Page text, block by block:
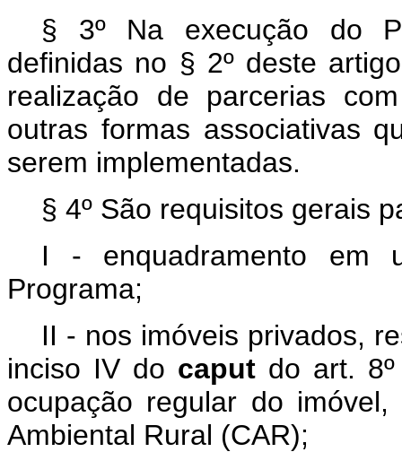
§ 3º Na execução do
definidas no § 2º deste
realização de parcerias
outras formas associativas
serem implementadas.
§ 4º São requisitos gerais
I - enquadramento em
Programa;
II - nos imóveis privados,
inciso IV do caput do art.
ocupação regular do
Ambiental Rural (CAR);